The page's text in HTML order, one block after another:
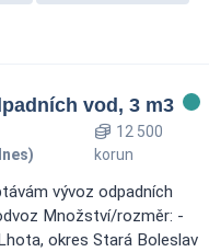
vod, 3 m3
12 500
korun
vývoz odpadních
Množství/rozměr: -
okres Stará Boleslav